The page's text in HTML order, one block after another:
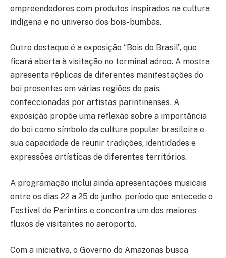
empreendedores com produtos inspirados na cultura
indígena e no universo dos bois-bumbás.
Outro destaque é a exposição “Bois do Brasil”, que
ficará aberta à visitação no terminal aéreo. A mostra
apresenta réplicas de diferentes manifestações do
boi presentes em várias regiões do país,
confeccionadas por artistas parintinenses. A
exposição propõe uma reflexão sobre a importância
do boi como símbolo da cultura popular brasileira e
sua capacidade de reunir tradições, identidades e
expressões artísticas de diferentes territórios.
A programação inclui ainda apresentações musicais
entre os dias 22 a 25 de junho, período que antecede o
Festival de Parintins e concentra um dos maiores
fluxos de visitantes no aeroporto.
Com a iniciativa, o Governo do Amazonas busca